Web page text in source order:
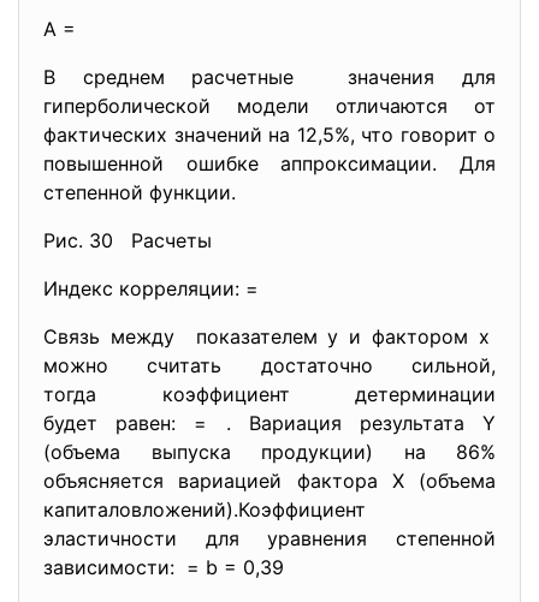
A =
В среднем расчетные значения для
гиперболической модели отличаются от
фактических значений на 12,5%, что говорит о
повышенной ошибке аппроксимации. Для
степенной функции.
Рис. 30 Расчеты
Индекс корреляции: =
Связь между показателем у и фактором х
можно считать достаточно сильной,
тогда коэффициент детерминации
будет равен: = . Вариация результата Y
(объема выпуска продукции) на 86%
объясняется вариацией фактора Х (объема
капиталовложений).Коэффициент
эластичности для уравнения степенной
зависимости: = b = 0,39